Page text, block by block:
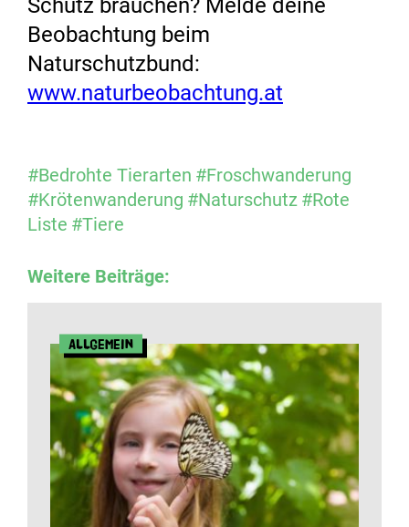
Schutz brauchen? Melde deine
Beobachtung beim
Naturschutzbund:
www.naturbeobachtung.at
#Bedrohte Tierarten #Froschwanderung
#Krötenwanderung #Naturschutz #Rote
Liste #Tiere
Weitere Beiträge:
Allgemein